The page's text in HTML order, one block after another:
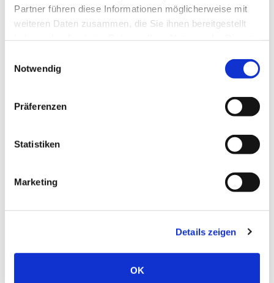
Partner führen diese Informationen möglicherweise mit
weiteren Daten zusammen, die Sie ihnen bereitgestellt
Notwendig
Präferenzen
Statistiken
Marketing
Details zeigen
OK
Kontakt und Terminvereinbarung:
E-Mail:spinde(a)sah-eschweiler.de
Hinweis: Die Vergabe erfolgt, solange der Vorrat reicht.
ZURÜCK